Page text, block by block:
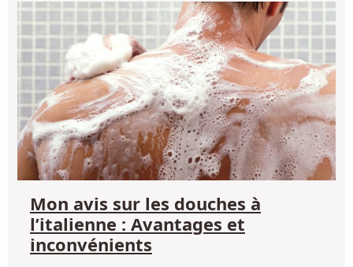
les
:
et
Mon avis sur les douches à
l’italienne : Avantages et
inconvénients